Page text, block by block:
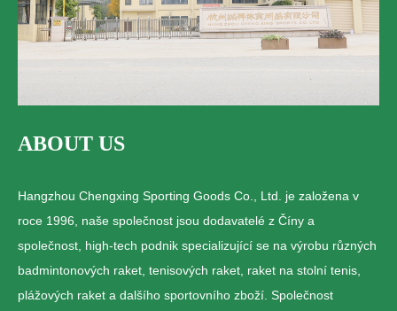
ABOUT US
Hangzhou Chengxing Sporting Goods Co., Ltd. je založena v
roce 1996, naše společnost jsou dodavatelé z Číny a
společnost, high-tech podnik specializující se na výrobu různých
badmintonových raket, tenisových raket, raket na stolní tenis,
plážových raket a dalšího sportovního zboží. Společnost